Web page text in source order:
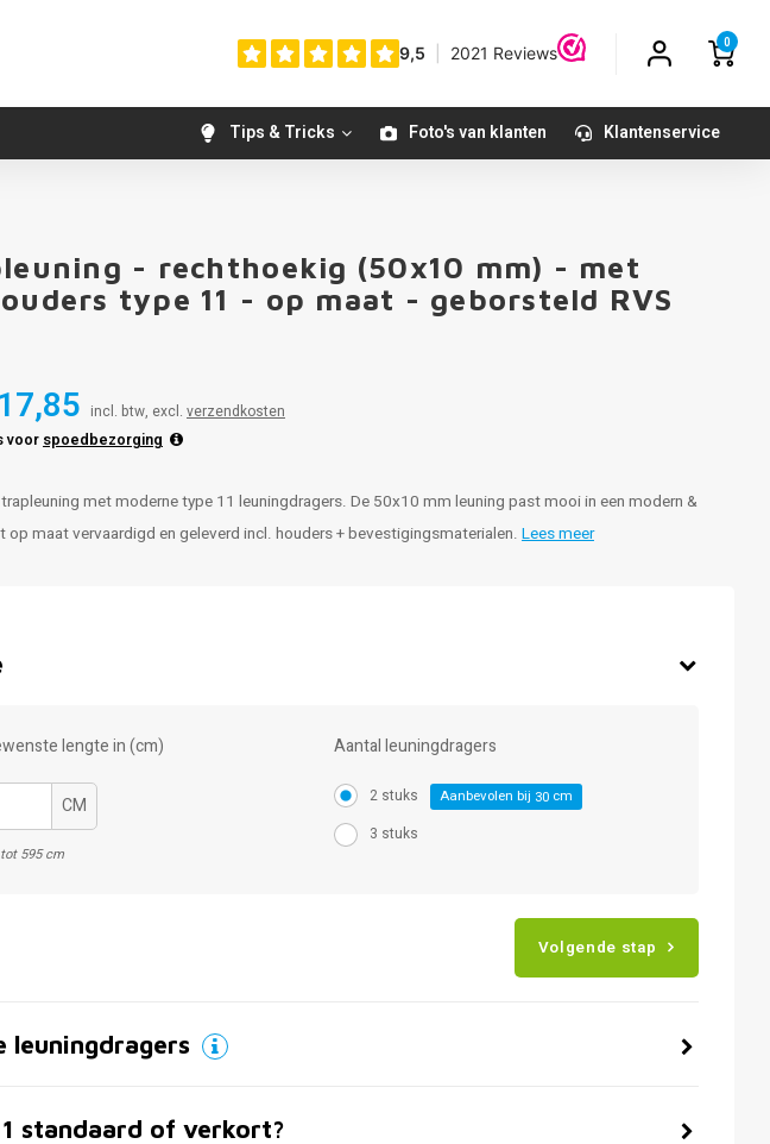
0
Tips & Tricks Foto's van klanten Klantenservice
- rechthoekig (50x10 mm) - met
type 11 - op maat - geborsteld RVS
incl. btw, excl. verzendkosten
voor spoedbezorging
trapleuning met moderne type 11 leuningdragers. De 50x10 mm leuning past mooi in een modern &
op maat vervaardigd en geleverd incl. houders + bevestigingsmaterialen. Lees meer
lengte in (cm)
CM
595 cm
Aantal leuningdragers
2 stuks Aanbevolen bij 30 cm
3 stuks
Volgende stap
leuningdragers
standaard of verkort?